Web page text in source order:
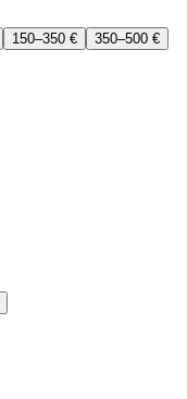
150–350 €
350–500 €